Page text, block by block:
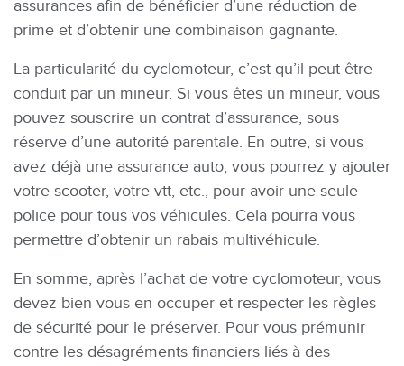
assurances afin de bénéficier d’une réduction de
prime et d’obtenir une combinaison gagnante.
La particularité du cyclomoteur, c’est qu’il peut être
conduit par un mineur. Si vous êtes un mineur, vous
pouvez souscrire un contrat d’assurance, sous
réserve d’une autorité parentale. En outre, si vous
avez déjà une assurance auto, vous pourrez y ajouter
votre scooter, votre vtt, etc., pour avoir une seule
police pour tous vos véhicules. Cela pourra vous
permettre d’obtenir un rabais multivéhicule.
En somme, après l’achat de votre cyclomoteur, vous
devez bien vous en occuper et respecter les règles
de sécurité pour le préserver. Pour vous prémunir
contre les désagréments financiers liés à des